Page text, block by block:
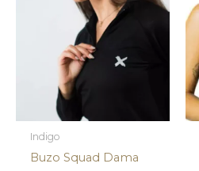
Indigo
Buzo Squad Dama